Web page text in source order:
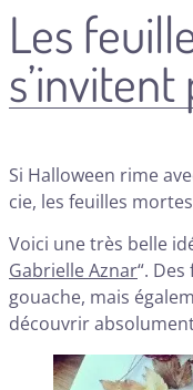
Les
Si Halloween rime
cie, les feuilles
Voici une très belle
Gabrielle Aznar“.
gouache, mais
découvrir